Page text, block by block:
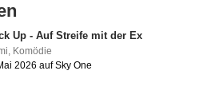
Up - Auf Streife mit der Ex
, Komödie
2026 auf Sky One